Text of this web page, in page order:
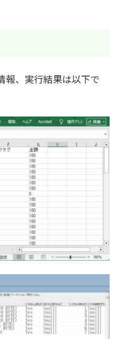
報、実行結果は以下で